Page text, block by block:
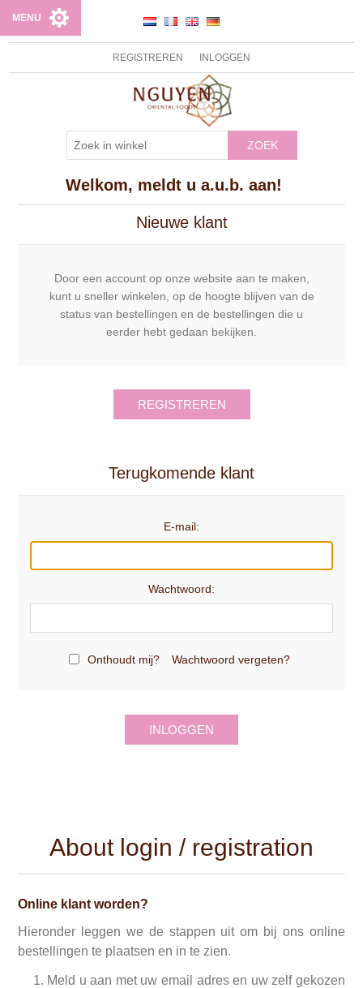
REGISTREREN INLOGGEN
ZOEK
MENU
Welkom, meldt u a.u.b. aan!
Nieuwe klant
Door een account op onze website aan te maken,
kunt u sneller winkelen, op de hoogte blijven van de
status van bestellingen en de bestellingen die u
eerder hebt gedaan bekijken.
REGISTREREN
Terugkomende klant
E-mail:
Wachtwoord:
Onthoudt mij? Wachtwoord vergeten?
INLOGGEN
About login / registration
Online klant worden?
Hieronder leggen we de stappen uit om bij ons online
bestellingen te plaatsen en in te zien.
Meld u aan met uw email adres en uw zelf gekozen